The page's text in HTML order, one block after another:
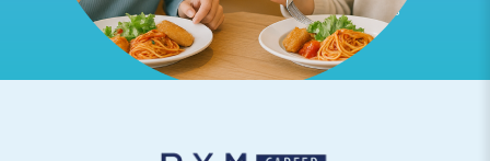
※AI画像を使用しております。